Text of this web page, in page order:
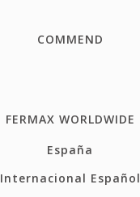
COMMEND
FERMAX WORLDWIDE
España
Internacional Español